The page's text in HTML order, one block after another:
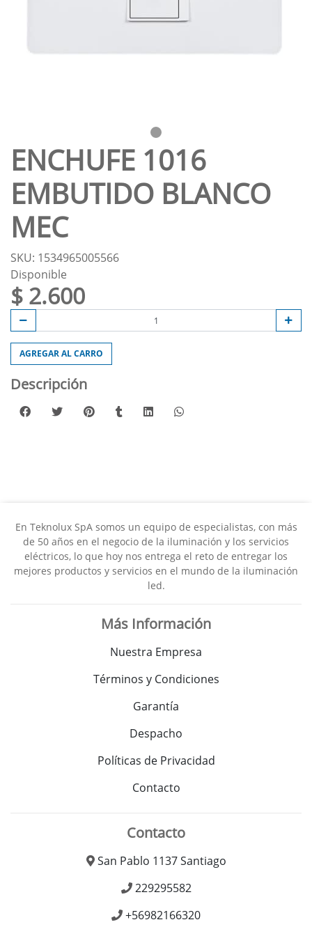
ENCHUFE 1016
EMBUTIDO BLANCO
MEC
SKU: 1534965005566
Disponible
$ 2.600
AGREGAR AL CARRO
Descripción
En Teknolux SpA somos un equipo de especialistas, con más
de 50 años en el negocio de la iluminación y los servicios
eléctricos, lo que hoy nos entrega el reto de entregar los
mejores productos y servicios en el mundo de la iluminación
led.
Más Información
Nuestra Empresa
Términos y Condiciones
Garantía
Despacho
Políticas de Privacidad
Contacto
Contacto
San Pablo 1137 Santiago
229295582
+56982166320